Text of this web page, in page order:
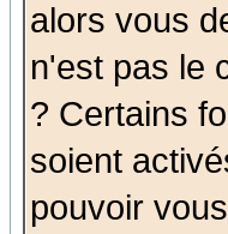
alors vous
n'est pas le
? Certains
soient
pouvoir